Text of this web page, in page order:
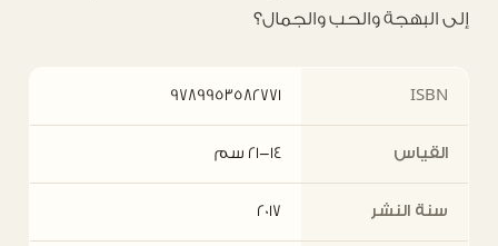
إلى البهجة والحب والجمال؟
ISBN
9789953582771
القياس 21-14 سم
سنة النشر 2017